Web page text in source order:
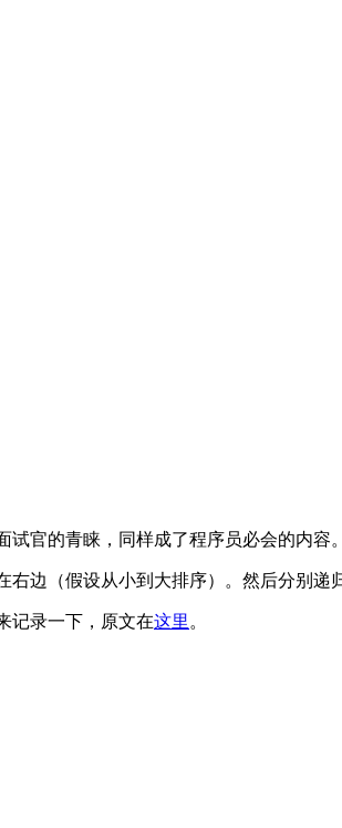
试官的青睐，同样成了程序员必会的内容
边（假设从小到大排序）。然后分别递
记录一下，原文在这里 。